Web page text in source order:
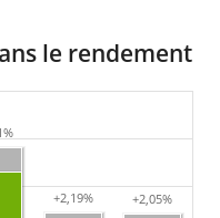
le rendement
+2,19%
+2,19% +2,05%
+2,05%